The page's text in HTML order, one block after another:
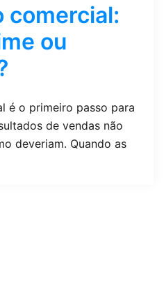
comercial:
ou
é o primeiro passo para
de vendas não
deveriam. Quando as